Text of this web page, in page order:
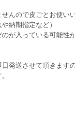
んので皮ごとお使い
納期指定など）
が入っている可能性
発送させて頂きます